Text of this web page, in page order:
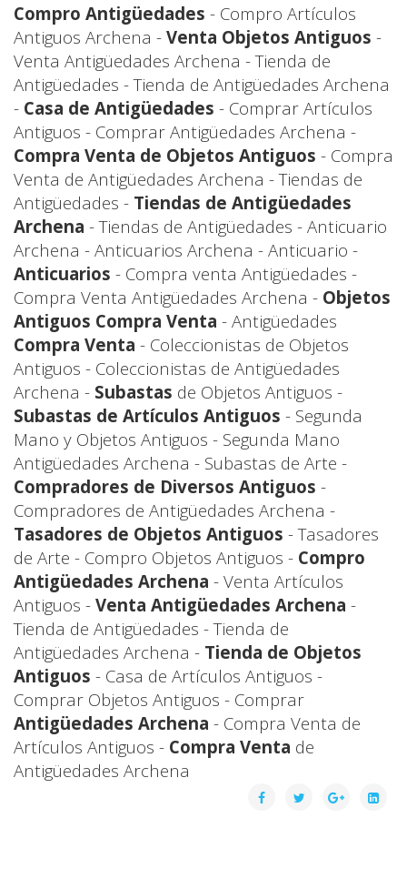
Compro Antigüedades - Compro Artículos
Antiguos Archena - Venta Objetos Antiguos -
Venta Antigüedades Archena - Tienda de
Antigüedades - Tienda de Antigüedades Archena
- Casa de Antigüedades - Comprar Artículos
Antiguos - Comprar Antigüedades Archena -
Compra Venta de Objetos Antiguos - Compra
Venta de Antigüedades Archena - Tiendas de
Antigüedades - Tiendas de Antigüedades
Archena - Tiendas de Antigüedades - Anticuario
Archena - Anticuarios Archena - Anticuario -
Anticuarios - Compra venta Antigüedades -
Compra Venta Antigüedades Archena - Objetos
Antiguos Compra Venta - Antigüedades
Compra Venta - Coleccionistas de Objetos
Antiguos - Coleccionistas de Antigüedades
Archena - Subastas de Objetos Antiguos -
Subastas de Artículos Antiguos - Segunda
Mano y Objetos Antiguos - Segunda Mano
Antigüedades Archena - Subastas de Arte -
Compradores de Diversos Antiguos -
Compradores de Antigüedades Archena -
Tasadores de Objetos Antiguos - Tasadores
de Arte - Compro Objetos Antiguos - Compro
Antigüedades Archena - Venta Artículos
Antiguos - Venta Antigüedades Archena -
Tienda de Antigüedades - Tienda de
Antigüedades Archena - Tienda de Objetos
Antiguos - Casa de Artículos Antiguos -
Comprar Objetos Antiguos - Comprar
Antigüedades Archena - Compra Venta de
Artículos Antiguos - Compra Venta de
Antigüedades Archena